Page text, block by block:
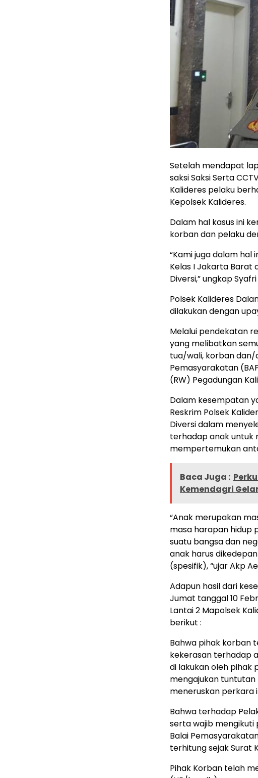
Setelah mendapat
saksi Saksi Serta
Kalideres pelaku
Kepolsek Kalideres.
Dalam hal kasus ini
korban dan pelaku
“Kami juga dalam
Kelas I Jakarta Barat
Diversi,” ungkap Syafri
Polsek Kalideres
dilakukan dengan
Melalui pendekatan
yang melibatkan
tua/wali, korban dan/
Pemasyarakatan
(RW) Pegadungan
Dalam kesempatan
Reskrim Polsek
Diversi dalam
terhadap anak untuk
mempertemukan
Baca Juga :
Kemendagri
“Anak merupakan
masa harapan hidup
suatu bangsa dan
anak harus
(spesifik), “ujar Akp
Adapun hasil dari
Jumat tanggal 10
Lantai 2 Mapolsek
berikut :
Bahwa pihak korban
kekerasan terhadap
di lakukan oleh pihak
mengajukan
meneruskan perkara
Bahwa terhadap
serta wajib
Balai
terhitung sejak Surat
Pihak Korban telah